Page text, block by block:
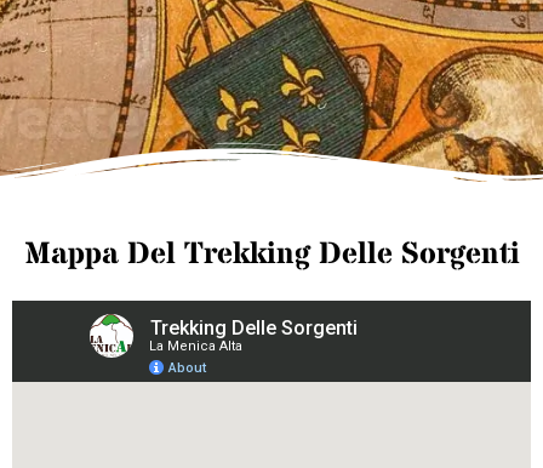
Mappa Del Trekking Delle Sorgenti